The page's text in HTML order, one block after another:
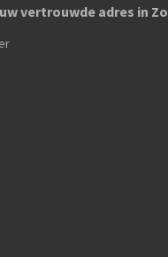
vertrouwde adres in